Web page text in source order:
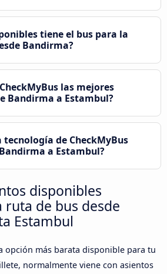
tiene el bus para la
Bandirma?
las mejores
Bandirma a Estambul?
tecnología de CheckMyBus
a Estambul?
disponibles
ruta de bus desde
Estambul
opción más barata disponible para tu
normalmente viene con asientos